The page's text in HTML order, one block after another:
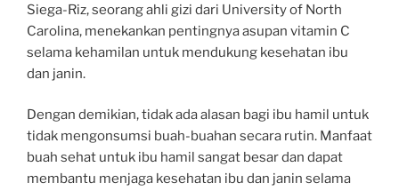
Siega-Riz, seorang ahli gizi dari University of North
Carolina, menekankan pentingnya asupan vitamin C
selama kehamilan untuk mendukung kesehatan ibu
dan janin.
Dengan demikian, tidak ada alasan bagi ibu hamil untuk
tidak mengonsumsi buah-buahan secara rutin. Manfaat
buah sehat untuk ibu hamil sangat besar dan dapat
membantu menjaga kesehatan ibu dan janin selama